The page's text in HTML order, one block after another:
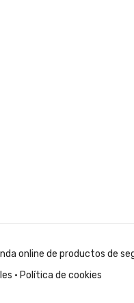
· Política de cookies